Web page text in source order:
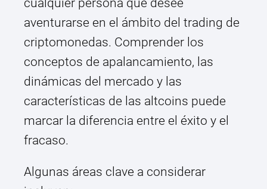
cualquier persona que desee
aventurarse en el ámbito del trading de
criptomonedas. Comprender los
conceptos de apalancamiento, las
dinámicas del mercado y las
características de las altcoins puede
marcar la diferencia entre el éxito y el
fracaso.
Algunas áreas clave a considerar